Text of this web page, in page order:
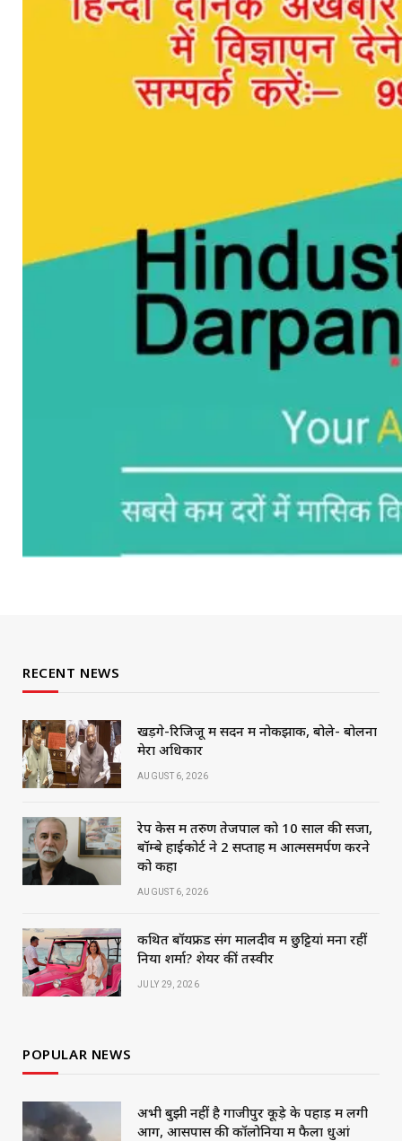
RECENT NEWS
खड़गे-रिजिजू में सदन में नोकझोंक, बोले- बोलना
मेरा अधिकार
AUGUST 6, 2026
रेप केस में तरुण तेजपाल को 10 साल की सजा,
बॉम्बे हाईकोर्ट ने 2 सप्ताह में आत्मसमर्पण करने
को कहा
AUGUST 6, 2026
कथित बॉयफ्रेंड संग मालदीव में छुट्टियां मना रहीं
निया शर्मा? शेयर कीं तस्वीरें
JULY 29, 2026
POPULAR NEWS
अभी बुझी नहीं है गाजीपुर कूड़े के पहाड़ में लगी
आग, आसपास की कॉलोनियों में फैला धुआं